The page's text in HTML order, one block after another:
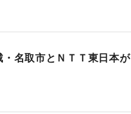
名取市とＮＴＴ東日本が